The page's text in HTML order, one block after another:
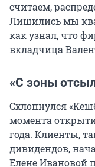
считаем,
Лишились мы
как узнал, что
вкладчица
«С зоны
Схлопнулся
момента
года. Клиенты,
дивидендов,
Елене Ивановой